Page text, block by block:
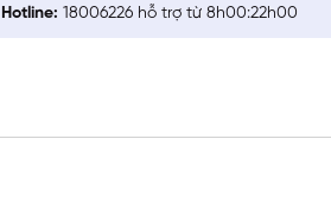
Hotline: 18006226 hỗ trợ từ 8h00:22h00